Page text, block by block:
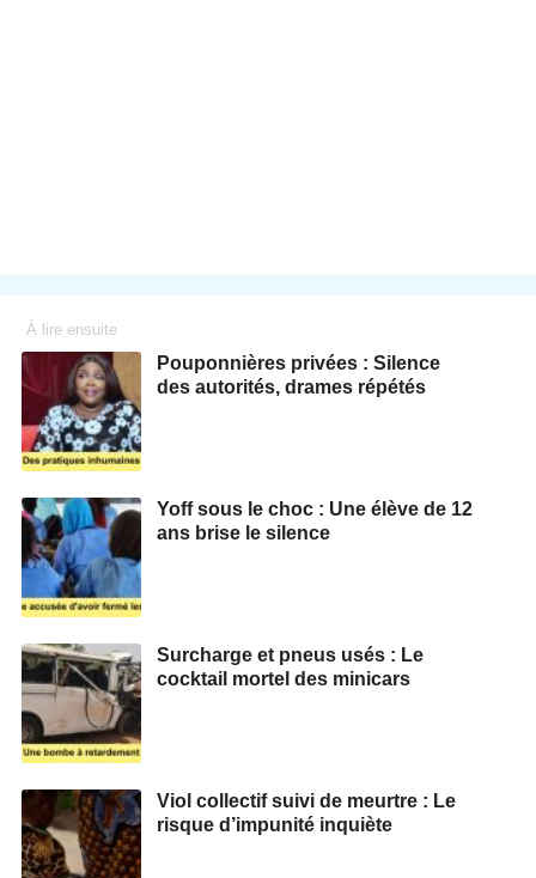
À lire ensuite
Pouponnières privées : Silence
des autorités, drames répétés
Yoff sous le choc : Une élève de 12
ans brise le silence
Surcharge et pneus usés : Le
cocktail mortel des minicars
Viol collectif suivi de meurtre : Le
risque d’impunité inquiète